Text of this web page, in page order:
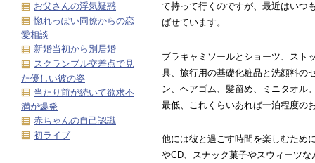
て持って行くのですが、最近はいつ
ばせています。
ブラキャミソールとショーツ、スト
具、旅行用の基礎化粧品と洗顔料の
ン、ヘアゴム、髪留め、ミニタオル
最低、これくらいあれば一泊程度の
他には彼と過ごす時間を楽しむため
やCD、スナック菓子やスウィーツ
お父さんの浮気疑惑
惚れっぽい同僚からの恋
愛相談
新婚当初から別居婚
スクランブル交差点で見
た優しい彼の姿
当たり前が続いて欲求不
満が爆発
赤ちゃんの自己認識
初ライブ